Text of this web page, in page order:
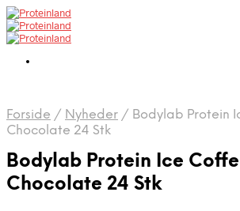
Forside / Nyheder / Bodylab Protein
Chocolate 24 Stk
Bodylab Protein Ice
Chocolate 24 Stk